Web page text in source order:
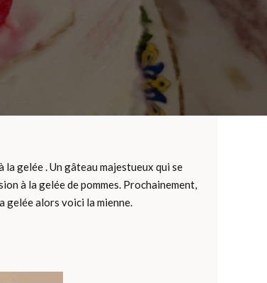
gelée . Un gâteau majestueux qui se
à la gelée de pommes. Prochainement,
gelée alors voici la mienne.